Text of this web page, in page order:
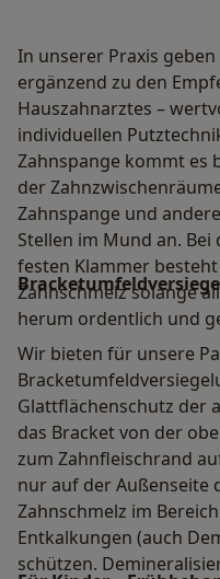
In unserer Praxis
ergänzend zu den
Hauszahnarztes –
individuellen
Zahnspange kommt es
der
Zahnspange und
Stellen im Mund an.
festen Klammer
Zahnschmelz solange
herum ordentlich und
Wir bieten für unsere
Glattflächenschutz der
das Bracket von der
zum Zahnfleischrand
nur auf der Außenseite
Zahnschmelz im
Entkalkungen (auch
schützen.